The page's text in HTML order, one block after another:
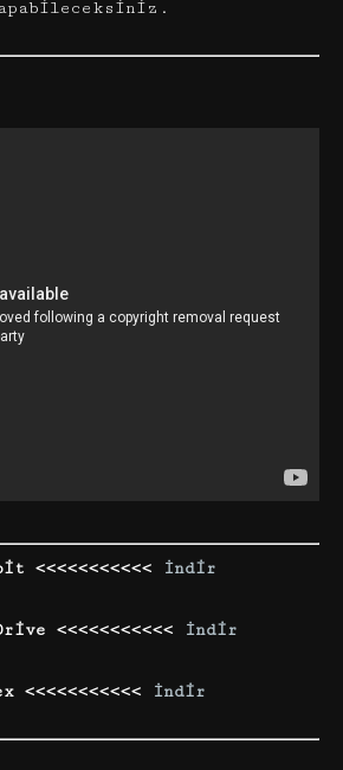
<<<<<<<<<<< İndir
<<<<<<<<<<< İndir
<<<<<<<<<<< İndir